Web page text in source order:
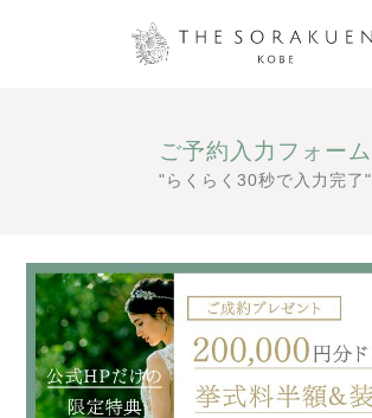
ご予約入力フォーム
"らくらく30秒で入力完了"